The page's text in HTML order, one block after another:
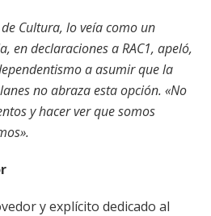
Cultura, lo veía como un
en declaraciones a RAC1, apeló,
a asumir que la
no abraza esta opción. «No
y hacer ver que somos
y explícito dedicado al